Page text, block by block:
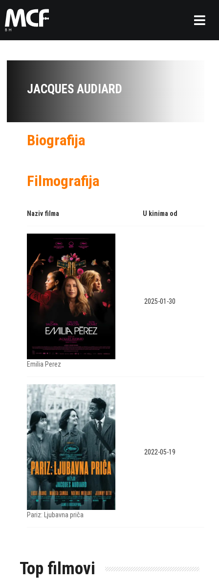
JACQUES AUDIARD
Biografija
Filmografija
Naziv filma U kinima od
Emilia Perez
2025-01-30
Pariz: Ljubavna priča
2022-05-19
Top filmovi